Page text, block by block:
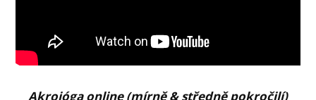
Akrojóga online (mírně & středně pokročilí)